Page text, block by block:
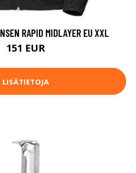
RAPID MIDLAYER EU XXL
151 EUR
LISÄTIETOJA